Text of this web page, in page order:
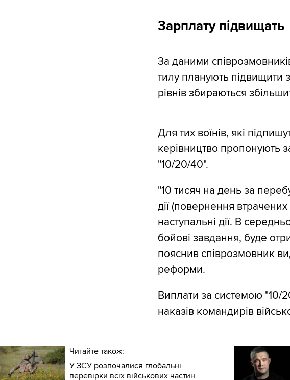
Зарплату підвищать
За даними
тилу планують підвищити
рівнів збираються
Для тих воїнів, які
керівництво пропонують
"10/20/40".
"10 тисяч на день за
дії (повернення
наступальні дії. В
бойові завдання, буде
пояснив співрозмовник
реформи.
Виплати за системою "10/
наказів командирів
Читайте також:
У ЗСУ розпочалися глобальні
перевірки всіх військових частин